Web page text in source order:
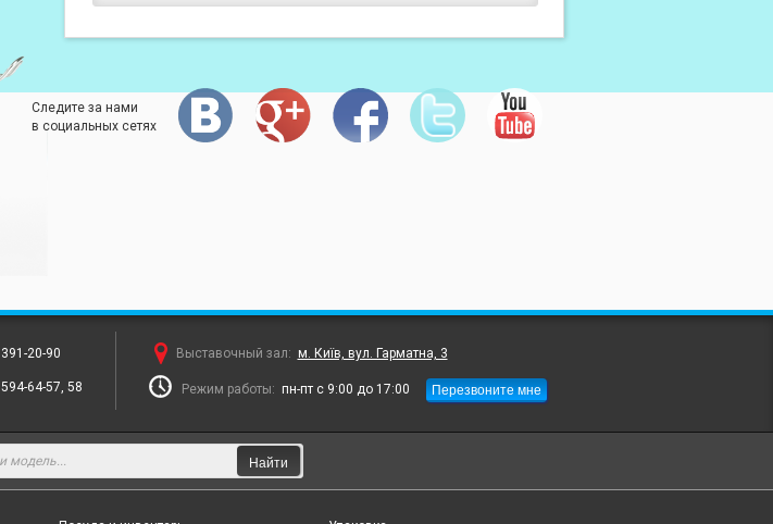
Следите за нами
в социальных сетях
391-20-90
594-64-57, 58
Выставочный зал: м. Київ, вул. Гарматна, 3
Режим работы: пн-пт с 9:00 до 17:00 Перезвоните мне
Найти